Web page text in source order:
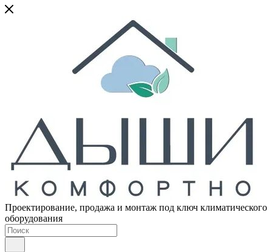
Проектирование, продажа и монтаж под ключ климатического
оборудования